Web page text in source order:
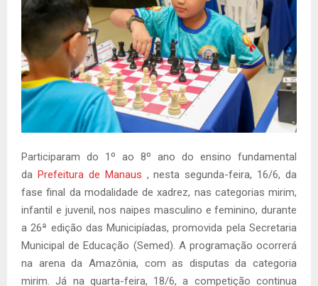
Participaram do 1º ao 8º ano do ensino fundamental
da Prefeitura de Manaus , nesta segunda-feira, 16/6, da
fase final da modalidade de xadrez, nas categorias mirim,
infantil e juvenil, nos naipes masculino e feminino, durante
a 26ª edição das Municipíadas, promovida pela Secretaria
Municipal de Educação (Semed). A programação ocorrerá
na arena da Amazônia, com as disputas da categoria
mirim. Já na quarta-feira, 18/6, a competição continua